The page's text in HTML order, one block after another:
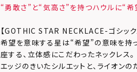
“勇敢さ”と“気高さ”を持つハウルに“
【GOTHIC STAR NECKLACE-ゴシック
希望を意味する星は“希望”の意味を持
座する、立体感にこだわったネックレス。
エッジのきいたシルエットと、ライオン